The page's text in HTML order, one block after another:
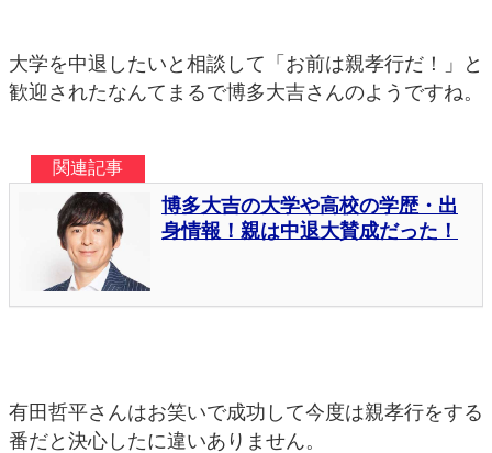
大学を中退したいと相談して「お前は親孝行だ！」と
歓迎されたなんてまるで博多大吉さんのようですね。
有田哲平さんはお笑いで成功して今度は親孝行をする
番だと決心したに違いありません。